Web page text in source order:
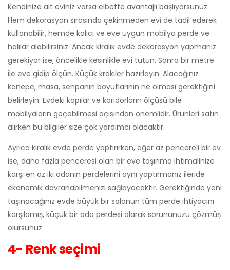
Kendinize ait eviniz varsa elbette avantajlı başlıyorsunuz.
Hem dekorasyon sırasında çekinmeden evi de tadil ederek
kullanabilir, hemde kalıcı ve eve uygun mobilya perde ve
halılar alabilirsiniz. Ancak kiralık evde dekorasyon yapmanız
gerekiyor ise, öncelikle kesinlikle evi tutun. Sonra bir metre
ile eve gidip ölçün. Küçük krokiler hazırlayın. Alacağınız
kanepe, masa, sehpanın boyutlarının ne olması gerektiğini
belirleyin. Evdeki kapılar ve koridorların ölçüsü bile
mobilyaların geçebilmesi açısından önemlidir. Ürünleri satın
alırken bu bilgiler size çok yardımcı olacaktır.
Ayrıca kiralık evde perde yaptırırken, eğer az pencereli bir ev
ise, daha fazla penceresi olan bir eve taşınma ihtimalinize
karşı en az iki odanın perdelerini aynı yaptırmanız ileride
ekonomik davranabilmenizi sağlayacaktır. Gerektiğinde yeni
taşınacağınız evde büyük bir salonun tüm perde ihtiyacını
karşılamış, küçük bir oda perdesi alarak sorununuzu çözmüş
olursunuz.
4- Renk seçimi